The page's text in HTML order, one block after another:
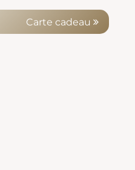
Carte cadeau